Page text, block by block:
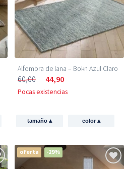
Alfombra de lana – Bokn Azul Claro
60,00 44,90
Pocas existencias
tamaño ▴ color▴
oferta -29%